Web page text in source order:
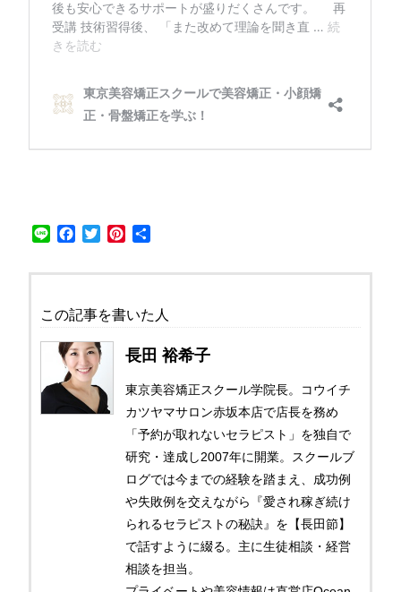
Line Facebook
TwitterPinterest
この記事を書いた人
長田 裕希子
東京美容矯正スクール学院長。コウイチ
カツヤマサロン赤坂本店で店長を務め
「予約が取れないセラピスト」を独自で
研究・達成し2007年に開業。スクールブ
ログでは今までの経験を踏まえ、成功例
や失敗例を交えながら『愛され稼ぎ続け
られるセラピストの秘訣』を【長田節】
で話すように綴る。主に生徒相談・経営
相談を担当。